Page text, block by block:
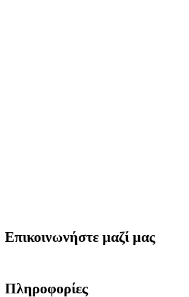
Επικοινωνήστε μαζί μας
Πληροφορίες